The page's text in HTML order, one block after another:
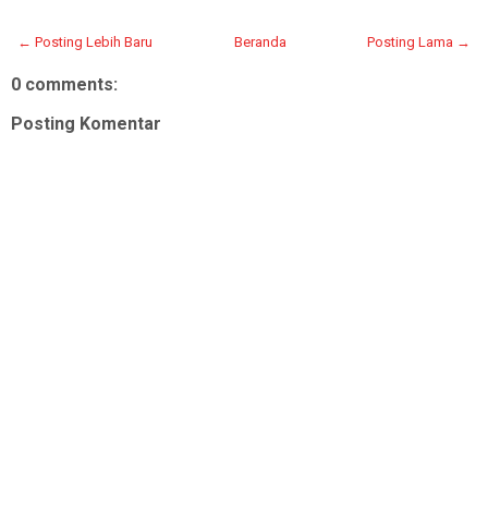
← Posting Lebih Baru Posting Lama →
Beranda
0 comments:
Posting Komentar